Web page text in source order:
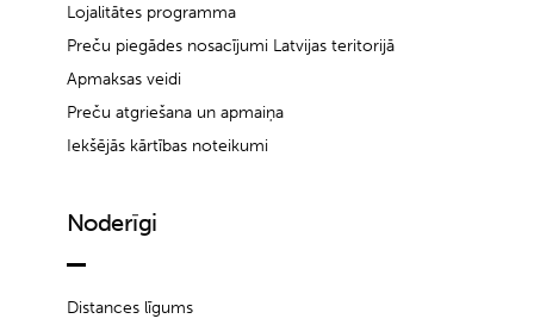
Lojalitātes programma
Preču piegādes nosacījumi Latvijas teritorijā
Apmaksas veidi
Preču atgriešana un apmaiņa
Iekšējās kārtības noteikumi
Noderīgi
Distances līgums